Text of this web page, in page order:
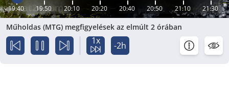
19:40 19:50 20:10 20:20 20:40 20:50 21:10 21:30
Műholdas (MTG) megfigyelések az elmúlt 2 órában
1x -2h